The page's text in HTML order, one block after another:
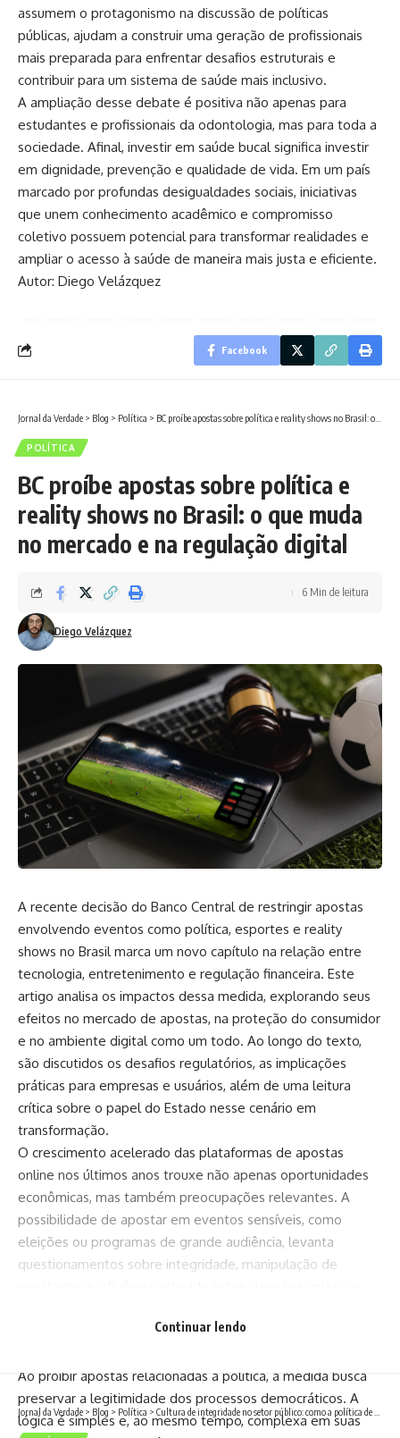
assumem o protagonismo na discussão de políticas
públicas, ajudam a construir uma geração de profissionais
mais preparada para enfrentar desafios estruturais e
contribuir para um sistema de saúde mais inclusivo.
A ampliação desse debate é positiva não apenas para
estudantes e profissionais da odontologia, mas para toda a
sociedade. Afinal, investir em saúde bucal significa investir
em dignidade, prevenção e qualidade de vida. Em um país
marcado por profundas desigualdades sociais, iniciativas
que unem conhecimento acadêmico e compromisso
coletivo possuem potencial para transformar realidades e
ampliar o acesso à saúde de maneira mais justa e eficiente.
Autor: Diego Velázquez
Facebook
Jornal da Verdade > Blog > Política > BC proíbe apostas sobre política e reality shows no Brasil: o que muda no mercado e na regulação digital
POLÍTICA
BC proíbe apostas sobre política e
reality shows no Brasil: o que muda
no mercado e na regulação digital
Diego Velázquez
6 Min de leitura
A recente decisão do Banco Central de restringir apostas
envolvendo eventos como política, esportes e reality
shows no Brasil marca um novo capítulo na relação entre
tecnologia, entretenimento e regulação financeira. Este
artigo analisa os impactos dessa medida, explorando seus
efeitos no mercado de apostas, na proteção do consumidor
e no ambiente digital como um todo. Ao longo do texto,
são discutidos os desafios regulatórios, as implicações
práticas para empresas e usuários, além de uma leitura
crítica sobre o papel do Estado nesse cenário em
transformação.
O crescimento acelerado das plataformas de apostas
online nos últimos anos trouxe não apenas oportunidades
econômicas, mas também preocupações relevantes. A
possibilidade de apostar em eventos sensíveis, como
eleições ou programas de grande audiência, levanta
questionamentos sobre integridade, manipulação de
tentativa de estabelecer limites claros para práticas que
Ao proibir apostas relacionadas à política, a medida busca
preservar a legitimidade dos processos democráticos. A
lógica é simples e, ao mesmo tempo, complexa em suas
Continuar lendo
Jornal da Verdade > Blog > Política > Cultura de integridade no setor público: como a política de compliance fortalece a gestão institucional